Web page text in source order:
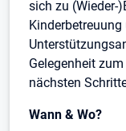
sich zu (Wieder-
Gelegenheit
nächsten
Wann & Wo?